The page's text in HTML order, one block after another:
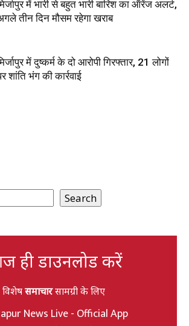
में भारी से बहुत भारी बारिश का ऑरेंज अलर्ट,
तीन दिन मौसम रहेगा खराब
में दुष्कर्म के दो आरोपी गिरफ्तार, 21 लोगों
शांति भंग की कार्रवाई
Search
ही डाउनलोड करें
विशेषसमाचारसामग्री के लिए
News Live - Official App